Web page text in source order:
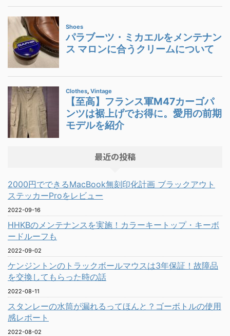
最近の投稿
2000円でできるMacBook無刻印化計画 ブラックアウト
ステッカーProをレビュー
2022-09-16
HHKBのメンテナンスを実施！カラーキートップ・キーボ
ードルーフも
2022-09-02
ケンジントンのトラックボールマウスは3年保証！故障品
を交換してもらった時の話
2022-08-11
スタンレーの水筒が漏れるってほんと？ゴーボトルの使用
感レポート
2022-08-02